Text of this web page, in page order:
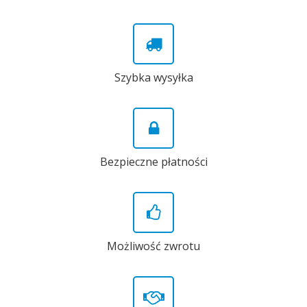
Szybka wysyłka
Bezpieczne płatności
Możliwość zwrotu